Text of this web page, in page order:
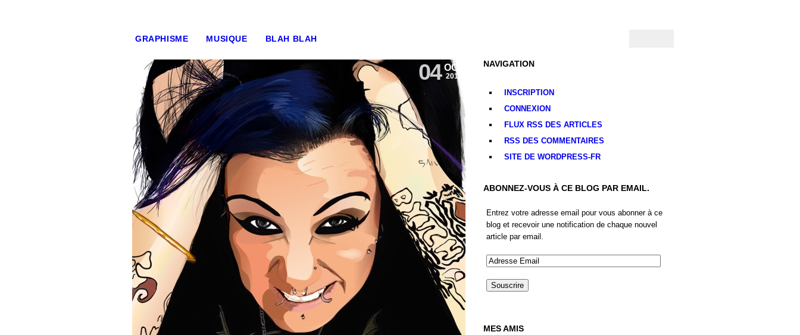
GRAPHISME MUSIQUE BLAH BLAH
OCT
2013
04 NAVIGATION
INSCRIPTION
CONNEXION
FLUX RSS DES ARTICLES
RSS DES COMMENTAIRES
SITE DE WORDPRESS-FR
ABONNEZ-VOUS À CE BLOG PAR EMAIL.
Entrez votre adresse email pour vous abonner à ce
blog et recevoir une notification de chaque nouvel
article par email.
MES AMIS